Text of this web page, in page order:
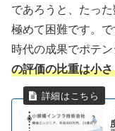
であろうと、たっ
極めて困難です。
時代の成果でポテン
の評価の比重は小